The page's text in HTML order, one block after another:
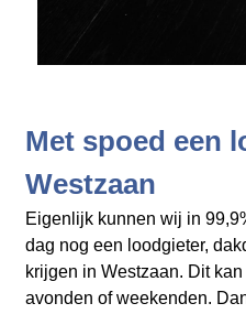
Met spoed een
Westzaan
Eigenlijk kunnen wij in
dag nog een loodgieter,
krijgen in Westzaan. Dit
avonden of weekenden.